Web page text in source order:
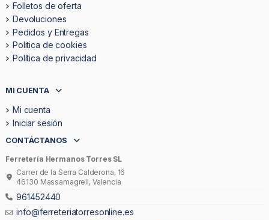
Folletos de oferta
Devoluciones
Pedidos y Entregas
Politica de cookies
Política de privacidad
MI CUENTA
Mi cuenta
Iniciar sesión
CONTÁCTANOS
Ferretería Hermanos Torres SL
Carrer de la Serra Calderona, 16
46130 Massamagrell, Valencia
961452440
info@ferreteriatorresonline.es